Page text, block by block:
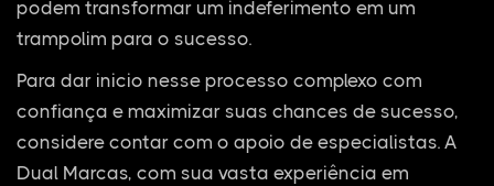
podem transformar um indeferimento em um
trampolim para o sucesso.
Para dar inicio nesse processo complexo com
confiança e maximizar suas chances de sucesso,
considere contar com o apoio de especialistas. A
Dual Marcas, com sua vasta experiência em